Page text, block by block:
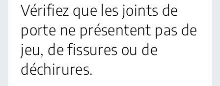
Vérifiez que les joints de
porte ne présentent pas de
jeu, de fissures ou de
déchirures.